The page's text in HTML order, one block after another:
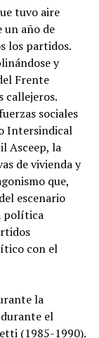
tuvo aire
un año de
los partidos.
y
Frente
callejeros.
sociales
Intersindical
Asceep, la
de vivienda y
que,
escenario
política
con el
la
el
(1985-1990).